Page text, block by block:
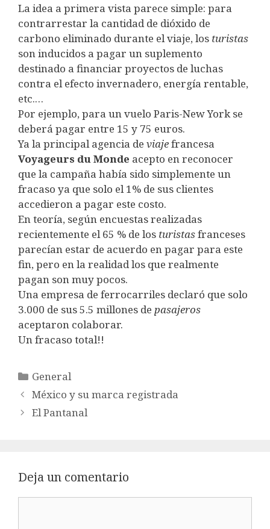
La idea a primera vista parece simple: para
contrarrestar la cantidad de dióxido de
carbono eliminado durante el viaje, los turistas
son inducidos a pagar un suplemento
destinado a financiar proyectos de luchas
contra el efecto invernadero, energía rentable,
etc.…
Por ejemplo, para un vuelo Paris-New York se
deberá pagar entre 15 y 75 euros.
Ya la principal agencia de viajefrancesa
Voyageurs du Monde acepto en reconocer
que la campaña había sido simplemente un
fracaso ya que solo el 1% de sus clientes
accedieron a pagar este costo.
En teoría, según encuestas realizadas
recientemente el 65 % de los turistasfranceses
parecían estar de acuerdo en pagar para este
fin, pero en la realidad los que realmente
pagan son muy pocos.
Una empresa de ferrocarriles declaró que solo
3.000 de sus 5.5 millones de pasajeros
aceptaron colaborar.
Un fracaso total!!
Categorías
General
México y su marca registrada
El Pantanal
Deja un comentario